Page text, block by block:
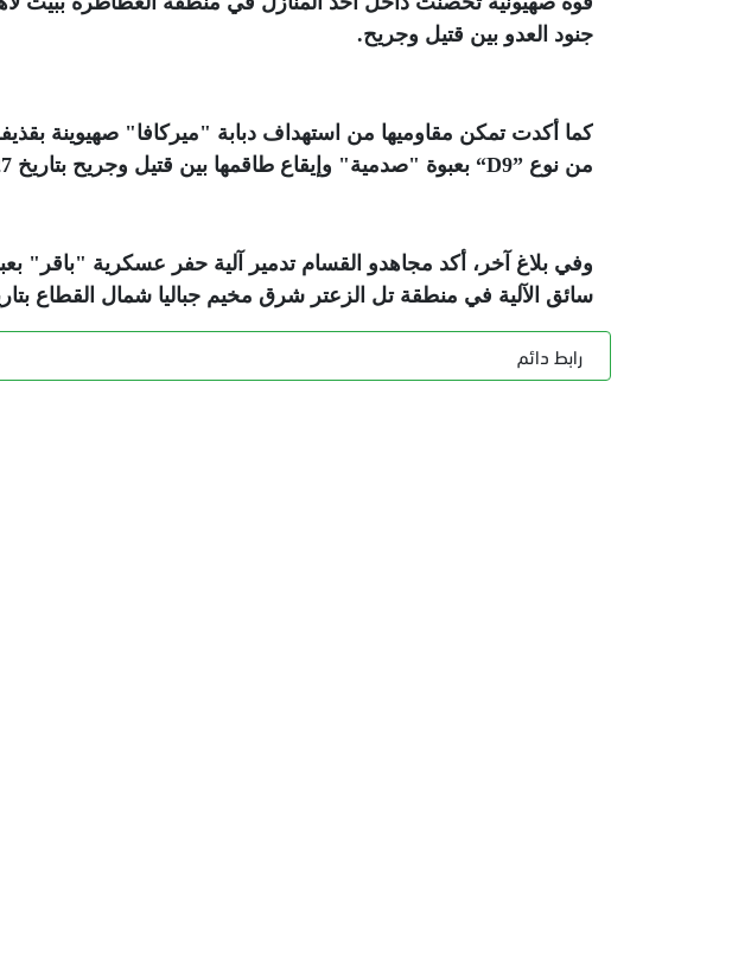
جنود العدو بين قتيل وجريح.
من نوع “D9” بعبوة "صدمية" وإيقاع طاقمها بين قتيل وجريح بتاريخ 27-05-2025م
وفي بلاغ آخر، أكد مجاهدو القسام تدمير آلية حفر عسكرية "باقر"
سائق الآلية في منطقة تل الزعتر شرق مخيم جباليا شمال القطاع بتاريخ 29-05-
رابط دائم